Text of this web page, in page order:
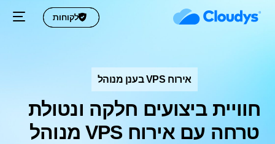
לקוחות
לקוחות
אירוח VPS בענן מנוהל
חוויית ביצועים חלקה ונטולת
טרחה עם אירוח VPS מנוהל